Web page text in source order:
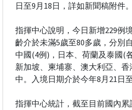
日至9月18日，詳如新聞稿附件。
指揮中心說明，今日新增229例
齡介於未滿5歲至80多歲，分別
中國(4例)，日本、荷蘭及泰國(
新加坡、柬埔寨、澳大利亞、
中。入境日期介於今年8月21日至
指揮中心統計，截至目前國內